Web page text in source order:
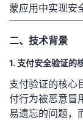
坛
圈
子
的
直
播
我
的
活
动
我
的
关
我
的
我
蒙应用中实现安
二、技术背景
1. 支付安全验证的
支付验证的核心
付行为被恶意冒
易遗忘的问题，